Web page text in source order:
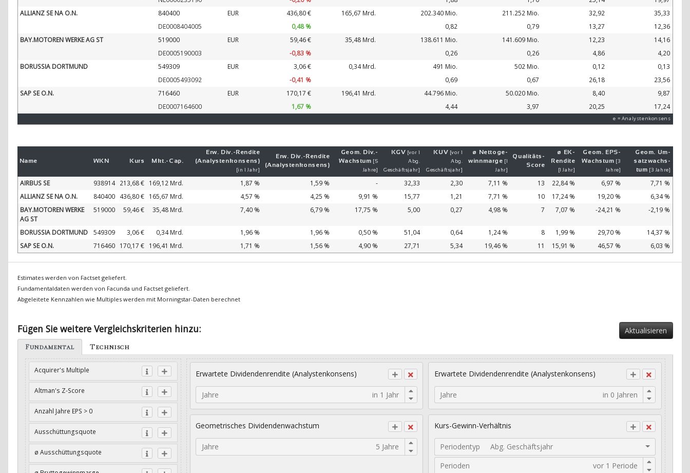
ALLIANZ SE NA O.N.
840400 EUR 436,80 € 165,67 Mrd. 202.340 Mio. 211.252 Mio. 32,92
35,33
DE0008404005
0,48 % 0,82 0,79 13,27
12,36
BAY.MOTOREN WERKE AG ST
519000 EUR 59,46 € 35,48 Mrd. 138.611 Mio. 141.609 Mio. 12,23
14,16
DE0005190003
-0,83 % 0,26 0,26 4,86
4,20
BORUSSIA DORTMUND
549309 EUR 3,06 € 0,34 Mrd. 491 Mio. 502 Mio. 0,12
0,13
DE0005493092
-0,41 % 0,69 0,67 26,18
23,56
SAP SE O.N.
716460 EUR 170,17 € 196,41 Mrd. 44.796 Mio. 50.020 Mio. 8,40
9,87
DE0007164600
1,67 % 4,44 3,97 20,25 17,24
e = Analystenkonsens
Name WKN Kurs Mkt.- Cap.
Erw. Div.- Ren­di­te
(Analystenkonsens)
[in 1 Jahr]
Erw. Div.- Ren­di­te
(Analystenkonsens)
Geom. Div.-
Wachs­tum [5
Jahre]
KGV [vor 1
Abg.
Geschäftsjahr]
KUV [vor 1
Abg.
Geschäftsjahr]
ø Netto­ge­
winn­mar­ge
Jahr]
Qualitäts-
Score
ø EK-
Ren­di­te
[1 Jahr]
Geom. EPS-
Wachs­tum [3
Jahre]
Geom. Um­
satz­wachs­
tum [3 Jahre]
AIRBUS SE 938914 213,68 € 169,12 Mrd. 1,87 % 1,59 % - 32,33 2,30 7,11 % 13 22,84 % 6,97 %
7,71 %
ALLIANZ SE NA O.N.
840400 436,80 € 165,67 Mrd. 4,57 % 4,25 % 9,91 % 15,77 1,21 7,71 % 10 17,24 % 19,20 %
6,34 %
BAY.MOTOREN WERKE
AG ST
519000 59,46 € 35,48 Mrd. 7,40 % 6,79 % 17,75 % 5,00 0,27 4,98 % 7 7,07 % -24,21 % -2,19 %
BORUSSIA DORTMUND 549309 3,06 € 0,34 Mrd. 1,96 % 1,96 % 0,50 % 51,04 0,64 1,24 % 8 1,99 % 29,70 %
14,37 %
SAP SE O.N.
716460 170,17 € 196,41 Mrd. 1,71 % 1,56 % 4,90 % 27,71 5,34 19,46 % 11 15,91 % 46,57 % 6,03 %
Estimates werden von Factset geliefert.
Fundamentaldaten werden von Facunda und Factset geliefert.
Abgeleitete Kennzahlen wie Multiples werden mit Morningstar-Daten berechnet
Fügen Sie weitere Vergleichskriterien hinzu: Aktualisieren
Fundamental Technisch
Acquirer's Multiple
Altman's Z-Score
Anzahl Jahre EPS > 0
Ausschüttungsquote
ø Ausschüttungsquote
Erwartete Dividendenrendite (Analystenkonsens)
Jahre
Erwartete Dividendenrendite (Analystenkonsens)
Jahre
Geometrisches Dividendenwachstum
Jahre
Kurs-Gewinn-Verhältnis
Periodentyp
Abg. Geschäftsjahr
Perioden